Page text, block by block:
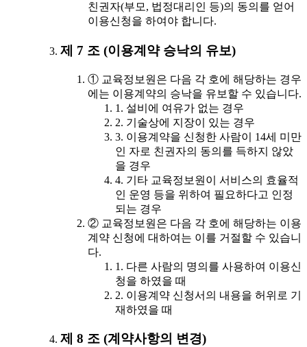
친권자(부모, 법정대리인 등)의 동의를 얻어
이용신청을 하여야 합니다.
제 7 조 (이용계약 승낙의 유보)
① 교육정보원은 다음 각 호에 해당하는 경우
에는 이용계약의 승낙을 유보할 수 있습니다.
1. 설비에 여유가 없는 경우
2. 기술상에 지장이 있는 경우
3. 이용계약을 신청한 사람이 14세 미만
인 자로 친권자의 동의를 득하지 않았
을 경우
4. 기타 교육정보원이 서비스의 효율적
인 운영 등을 위하여 필요하다고 인정
되는 경우
② 교육정보원은 다음 각 호에 해당하는 이용
계약 신청에 대하여는 이를 거절할 수 있습니
다.
1. 다른 사람의 명의를 사용하여 이용신
청을 하였을 때
2. 이용계약 신청서의 내용을 허위로 기
재하였을 때
제 8 조 (계약사항의 변경)